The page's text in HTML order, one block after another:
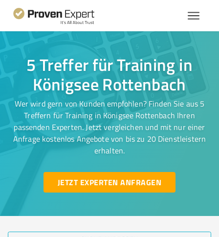
5 Treffer für Training in
Königsee Rottenbach
Wer wird gern von Kunden empfohlen? Finden Sie aus 5
Treffern für Training in Königsee Rottenbach Ihren
passenden Experten. Jetzt vergleichen und mit nur einer
Anfrage kostenlos Angebote von bis zu 20 Dienstleistern
erhalten.
JETZT EXPERTEN ANFRAGEN